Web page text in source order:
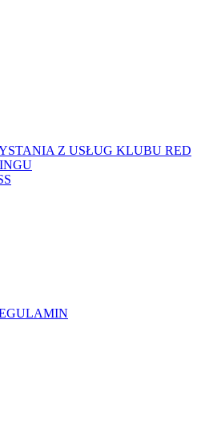
Z USŁUG KLUBU RED